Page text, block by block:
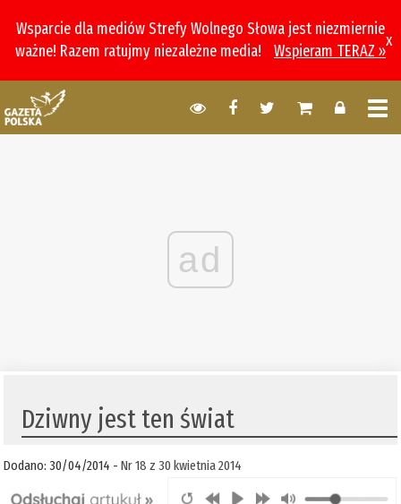
Wsparcie dla mediów Strefy Wolnego Słowa jest niezmiernie
ważne! Razem ratujmy niezależne media!
Wspieram TERAZ »
x
ad
Dziwny jest ten świat
Dodano: 30/04/2014 -Nr 18 z 30 kwietnia 2014